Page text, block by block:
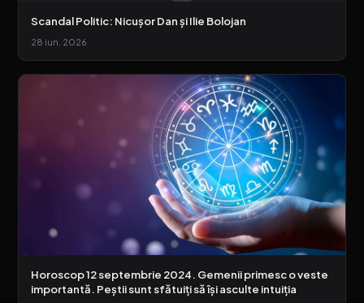
Scandal Politic: Nicușor Dan și Ilie Bolojan
28 iun. 2026
Horoscop 12 septembrie 2024. Gemenii primesc o veste
importantă. Peștii sunt sfătuiți să își asculte intuiția